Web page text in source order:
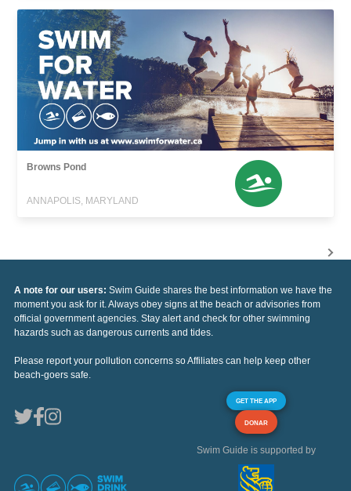
Browns Pond
ANNAPOLIS, MARYLAND
A note for our users: Swim Guide shares the best information we have the
moment you ask for it. Always obey signs at the beach or advisories from
official government agencies. Stay alert and check for other swimming
hazards such as dangerous currents and tides.
Please report your pollution concerns so Affiliates can help keep other
beach-goers safe.
GET THE APP
DONAR
Swim Guide is supported by